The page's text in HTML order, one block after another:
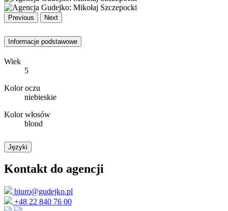
Previous Next
Informacje podstawowe
Wiek
5
Kolor oczu
niebieskie
Kolor włosów
blond
Języki
Kontakt do agencji
biuro@gudejko.pl
+48 22 840 76 00